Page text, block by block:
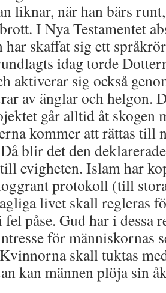
liknar, när han bärs
I Nya Testamentet
skaffat sig ett
idag torde
aktiverar sig också
av änglar och helgon.
går alltid åt skogen
kommer att rättas till
blir det den
evigheten. Islam har
protokoll (till
livet skall regleras
fel påse. Gud har i dessa
för människornas
skall tuktas
kan männen plöja sin